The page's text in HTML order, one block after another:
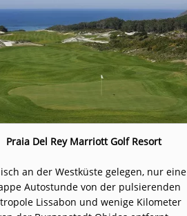
Praia Del Rey Marriott Golf Resort
an der Westküste gelegen, nur eine
Autostunde von der pulsierenden
Lissabon und wenige Kilometer